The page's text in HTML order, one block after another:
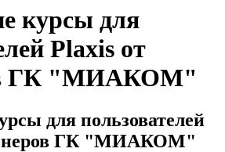
курсы для
Plaxis от
ГК "МИАКОМ"
для пользователей
ГК "МИАКОМ"